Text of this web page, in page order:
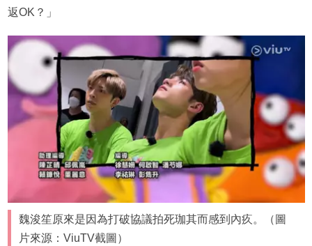
返OK？」
魏浚笙原來是因為打破協議拍死珈其而感到內疚。（圖
片來源：ViuTV截圖）